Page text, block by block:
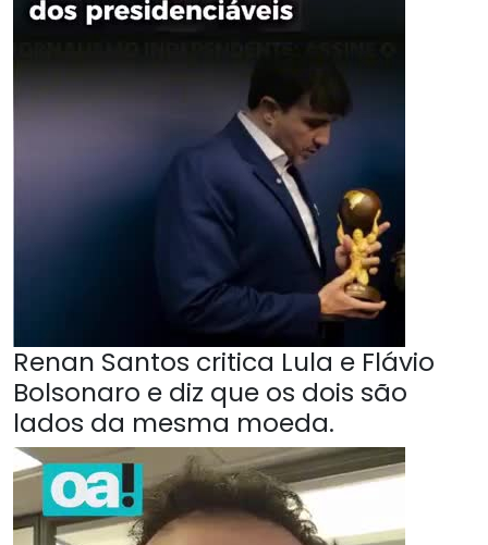
Renan Santos critica Lula e Flávio
Bolsonaro e diz que os dois são
lados da mesma moeda.